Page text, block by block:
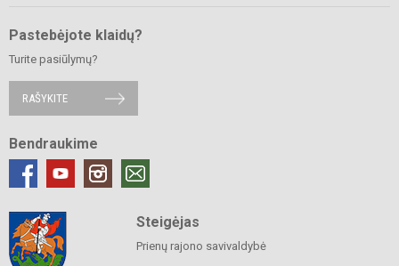
Pastebėjote klaidų?
Turite pasiūlymų?
RAŠYKITE
Bendraukime
Steigėjas
Prienų rajono savivaldybė